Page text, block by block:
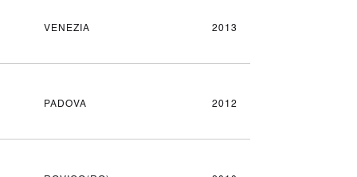
VENEZIA 2013
PADOVA 2012